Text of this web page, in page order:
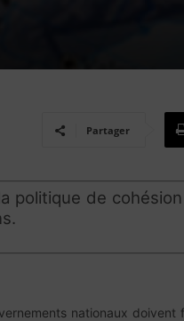
Partager
politique de
nationaux